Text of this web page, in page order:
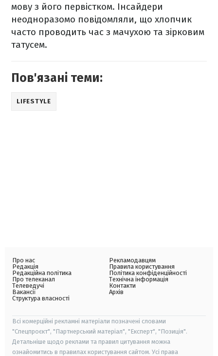
мову з його первістком. Інсайдери
неодноразомо повідомляли, що хлопчик
часто проводить час з мачухою та зірковим
татусем.
Пов'язані теми:
LIFESTYLE
Про нас
Редакція
Редакційна політика
Про телеканал
Телеведучі
Вакансії
Структура власності
Рекламодавцям
Правила користування
Політика конфіденційності
Технічна інформація
Контакти
Архів
Всі комерційні рекламні матеріали позначені словами
"Спецпроєкт", "Партнерський матеріал", "Експерт", "Позиція".
Детальніше щодо реклами та правил цитування можна
ознайомитись в правилах користування сайтом. Усі права